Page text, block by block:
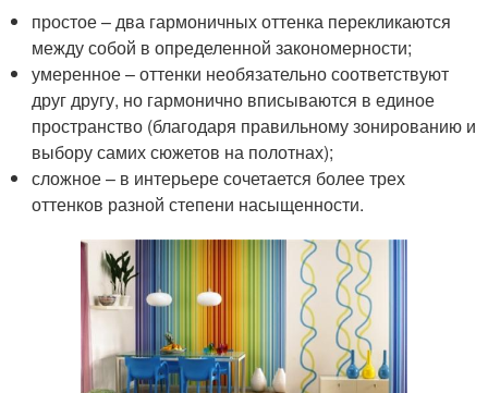
простое – два гармоничных оттенка перекликаются
между собой в определенной закономерности;
умеренное – оттенки необязательно соответствуют
друг другу, но гармонично вписываются в единое
пространство (благодаря правильному зонированию и
выбору самих сюжетов на полотнах);
сложное – в интерьере сочетается более трех
оттенков разной степени насыщенности.